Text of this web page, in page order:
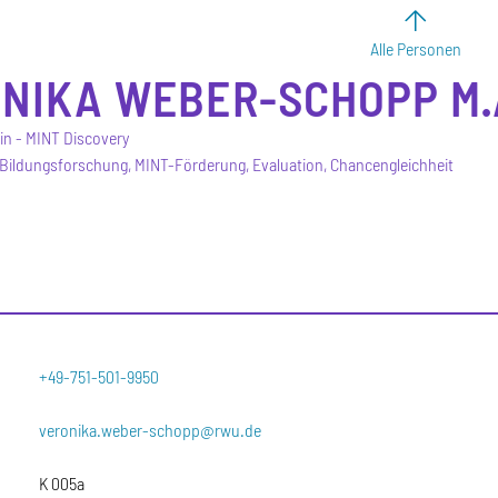
Alle Personen
WEBER-SCHOPP
- MINT Discovery
MINT-Förderung, Evaluation, Chancengleichheit
+49-751-501-9950
veronika.weber-schopp@rwu.de
K 005a